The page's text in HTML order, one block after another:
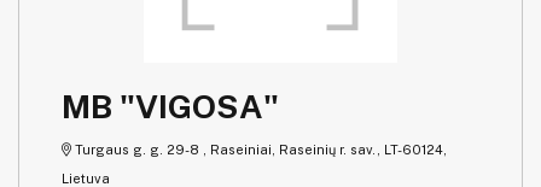
MB "VIGOSA"
Turgaus g. g. 29-8 , Raseiniai, Raseinių r. sav., LT-60124,
Lietuva